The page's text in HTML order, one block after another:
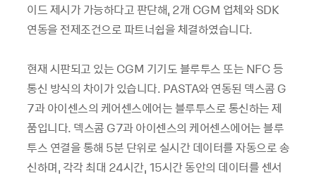
이드 제시가 가능하다고 판단해, 2개 CGM 업체와 SDK
연동을 전제조건으로 파트너쉽을 체결하였습니다.
현재 시판되고 있는 CGM 기기도 블루투스 또는 NFC 등
통신 방식의 차이가 있습니다. PASTA와 연동된 덱스콤 G
7과 아이센스의 케어센스에어는 블루투스로 통신하는 제
품입니다. 덱스콤 G7과 아이센스의 케어센스에어는 블루
투스 연결을 통해 5분 단위로 실시간 데이터를 자동으로 송
신하며, 각각 최대 24시간, 15시간 동안의 데이터를 센서